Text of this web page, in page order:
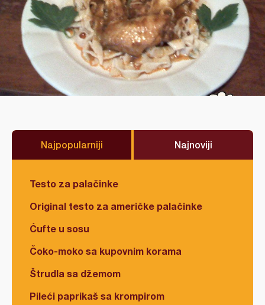
Najpopularniji Najnoviji
Testo za palačinke
Original testo za američke palačinke
Ćufte u sosu
Čoko-moko sa kupovnim korama
Štrudla sa džemom
Pileći paprikaš sa krompirom